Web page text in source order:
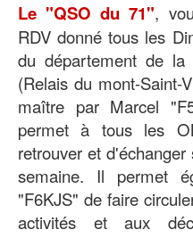
Le "QSO du 71",
RDV donné tous les
du département de la
(Relais du mont-Saint-
maître par Marcel
permet à tous les
retrouver et
semaine. Il permet
"F6KJS" de faire
activités et aux